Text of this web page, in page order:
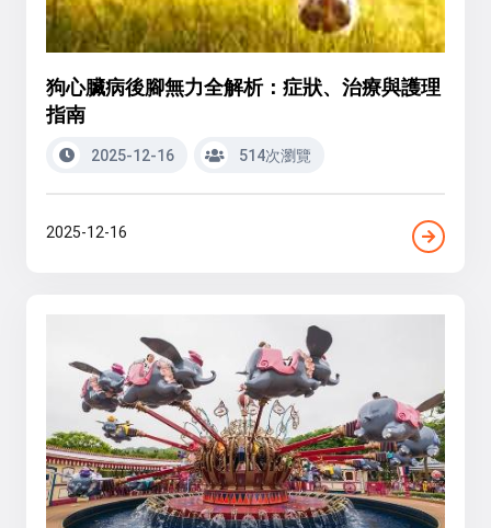
狗心臟病後腳無力全解析：症狀、治療與護理
指南
2025-12-16 514次瀏覽
2025-12-16